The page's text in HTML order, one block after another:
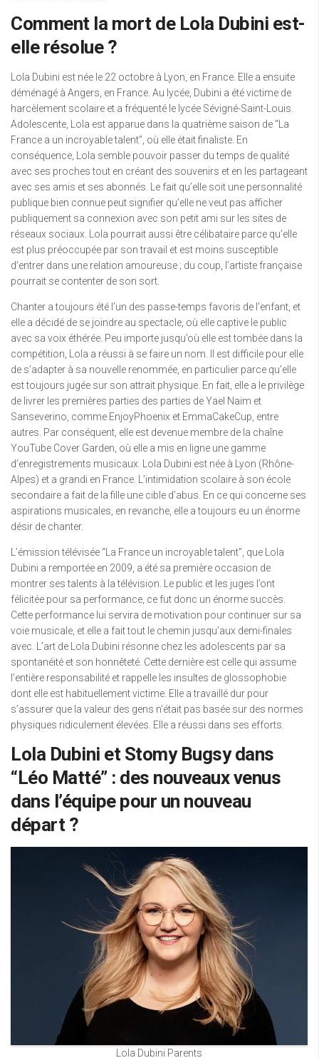
Comment la mort de Lola Dubini est-
elle résolue ?
Lola Dubini est née le 22 octobre à Lyon, en France. Elle a ensuite
déménagé à Angers, en France. Au lycée, Dubini a été victime de
harcèlement scolaire et a fréquenté le lycée Sévigné-Saint-Louis.
Adolescente, Lola est apparue dans la quatrième saison de “La
France a un incroyable talent”, où elle était finaliste. En
conséquence, Lola semble pouvoir passer du temps de qualité
avec ses proches tout en créant des souvenirs et en les partageant
avec ses amis et ses abonnés. Le fait qu’elle soit une personnalité
publique bien connue peut signifier qu’elle ne veut pas afficher
publiquement sa connexion avec son petit ami sur les sites de
réseaux sociaux. Lola pourrait aussi être célibataire parce qu’elle
est plus préoccupée par son travail et est moins susceptible
d’entrer dans une relation amoureuse ; du coup, l’artiste française
pourrait se contenter de son sort.
Chanter a toujours été l’un des passe-temps favoris de l’enfant, et
elle a décidé de se joindre au spectacle, où elle captive le public
avec sa voix éthérée. Peu importe jusqu’où elle est tombée dans la
compétition, Lola a réussi à se faire un nom. Il est difficile pour elle
de s’adapter à sa nouvelle renommée, en particulier parce qu’elle
est toujours jugée sur son attrait physique. En fait, elle a le privilège
de livrer les premières parties des parties de Yael Naim et
Sanseverino, comme EnjoyPhoenix et EmmaCakeCup, entre
autres. Par conséquent, elle est devenue membre de la chaîne
YouTube Cover Garden, où elle a mis en ligne une gamme
d’enregistrements musicaux. Lola Dubini est née à Lyon (Rhône-
Alpes) et a grandi en France. L’intimidation scolaire à son école
secondaire a fait de la fille une cible d’abus. En ce qui concerne ses
aspirations musicales, en revanche, elle a toujours eu un énorme
désir de chanter.
L’émission télévisée “La France un incroyable talent”, que Lola
Dubini a remportée en 2009, a été sa première occasion de
montrer ses talents à la télévision. Le public et les juges l’ont
félicitée pour sa performance, ce fut donc un énorme succès.
Cette performance lui servira de motivation pour continuer sur sa
voie musicale, et elle a fait tout le chemin jusqu’aux demi-finales
avec. L’art de Lola Dubini résonne chez les adolescents par sa
spontanéité et son honnêteté. Cette dernière est celle qui assume
l’entière responsabilité et rappelle les insultes de glossophobie
dont elle est habituellement victime. Elle a travaillé dur pour
s’assurer que la valeur des gens n’était pas basée sur des normes
physiques ridiculement élevées. Elle a réussi dans ses efforts.
Lola Dubini et Stomy Bugsy dans
“Léo Matté” : des nouveaux venus
dans l’équipe pour un nouveau
départ ?
Lola Dubini Parents